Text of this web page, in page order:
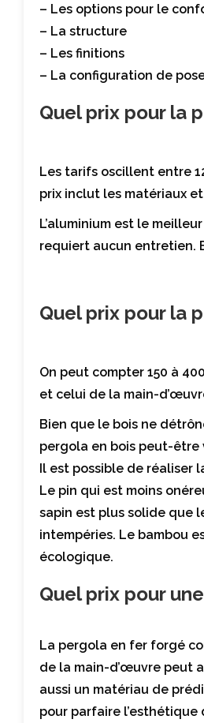
– Les options pour le
– La structure
– Les finitions
– La configuration de
Quel prix pour la
Les tarifs oscillent entre
prix inclut les matériaux
L’aluminium est le
requiert aucun entretien.
Quel prix pour la
On peut compter 150 à
et celui de la main-
Bien que le bois ne
pergola en bois peut-être
Il est possible de réaliser
Le pin qui est moins
sapin est plus solide que
intempéries. Le bambou
écologique.
Quel prix pour
La pergola en fer forgé
de la main-d’œuvre peut
aussi un matériau de
pour parfaire l’esthétique